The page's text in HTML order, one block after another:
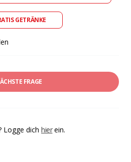
GETRÄNKE
FRAGE
Logge dich hierein.